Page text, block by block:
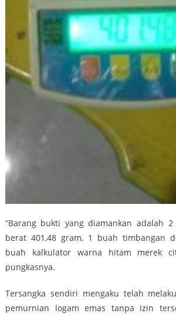
“Barang bukti yang diamankan adalah
berat 401,48 gram, 1 buah timbangan
buah kalkulator warna hitam merek
pungkasnya.
Tersangka sendiri mengaku telah
pemurnian logam emas tanpa izin